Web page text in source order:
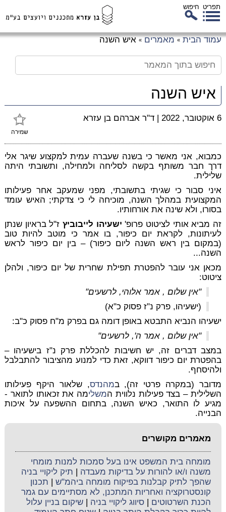
תפריט חיפוש
עמוד הבית » מאמרים » איש השנה
איש השנה
שמירה
6 אוקטובר, 2022 | ד"ר אברהם בן עזרא
כמבוא, אני מאשר כי בשנה שעברה עמית למקצוע שיגר אלי
דרך חבר משותף בקשה לסליחה ולמחילה, ותשובתי היתה
שלילית.
איני סבור כי שגיתי בתשובתי, מפני שמעקב אחר פעילותו
המקצועית במהלך השנה, מוכיחה לי כי צדקתי; האיש עומד
בסורו, ולא שינה את אורחותיו.
זה מביא אותי לציטוט פרופ' ישעיהו לייבוביץ ז"ל בראיון שנתן
לעיתונות, לקראת יום כיפור, בו אמר כי מוטב להיות טוב
(במקום בין ראש השנה ליום כיפור) –בין יום כיפור לראש
השנה...
מכאן אני עובר להפטרת תפילת שחרית של יום כיפור, ולהלן
ציטוט:
"אין שלום , אמר אלוהי, לרשעים"
(ישעיהו, פרק נ"ז פסוק כ"א)
ישעיהו הנביא התבטא באופן דומה גם בפרק מ"ח פסוק כ"ב:
"אין שלום , אמר ה', לרשעים"
במצב דברים זה, יש חשיבות להכללת פרק נ"ז בישעיהו –
בהפטרת יום כיפורדווקא, זאת כדי למנוע מהציבור להתבלבל
ולהיסחף.
מדובר (במקרה פרטי זה), במהנדס, שלאור היקף פעילותו
השלילית – בצד פעילות נלווית המשלימה את זכאותו לתואר -
מגיע לו התואר, כאיש השנה, בתחום ההשפעה על איכות
הבנייה.
מאמרים מקושרים
מומחה בית המשפט אינו בעל סמכות למנות מומחי
משנה ו/או להורות על בדיקות מעבדה
תיק ליקויי בניה
שהפך לתיק קבלנות בפיקוח מומחה ביהמ"ש
תכנון
קונסטרוקציה ואחריות המתכנן, לא מסתיימים עם גמר
הכנת השרטוטים |סיווג ליקויי בניה |שיקום בניין עלול